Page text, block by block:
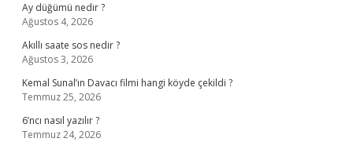
Ay düğümü nedir ?
Ağustos 4, 2026
Akıllı saate sos nedir ?
Ağustos 3, 2026
Kemal Sunal’ın Davacı filmi hangi köyde çekildi ?
Temmuz 25, 2026
6’ncı nasıl yazılır ?
Temmuz 24, 2026